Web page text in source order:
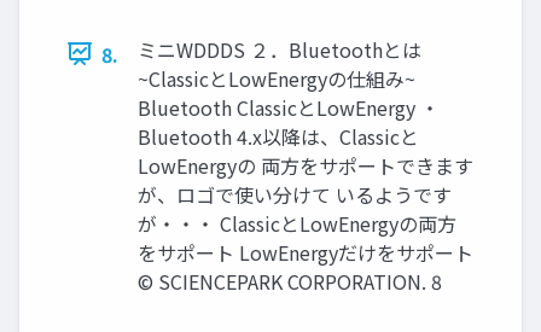
8.
ミニWDDDS ２．Bluetoothとは
~ClassicとLowEnergyの仕組み~
Bluetooth ClassicとLowEnergy ・
Bluetooth 4.x以降は、Classicと
LowEnergyの 両方をサポートできます
が、ロゴで使い分けて いるようです
が・・・ ClassicとLowEnergyの両方
をサポート LowEnergyだけをサポート
© SCIENCEPARK CORPORATION. 8